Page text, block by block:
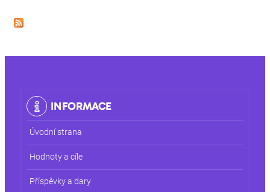
INFORMACE
Úvodní strana
Hodnoty a cíle
Příspěvky a dary